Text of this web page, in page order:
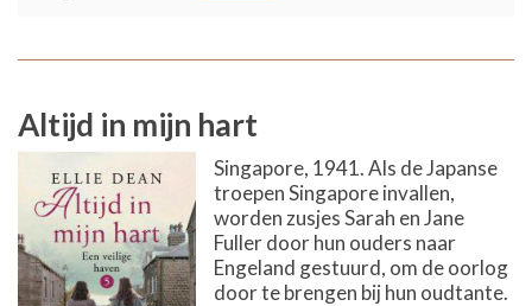
Altijd in mijn hart
Singapore, 1941. Als de Japanse
troepen Singapore invallen,
worden zusjes Sarah en Jane
Fuller door hun ouders naar
Engeland gestuurd, om de oorlog
door te brengen bij hun oudtante.